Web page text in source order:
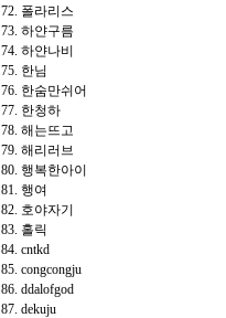
72. 폴라리스
73. 하얀구름
74. 하얀나비
75. 한님
76. 한숨만쉬어
77. 한청하
78. 해는뜨고
79. 해리러브
80. 행복한아이
81. 행여
82. 호야자기
83. 홀릭
84. cntkd
85. congcongju
86. ddalofgod
87. dekuju